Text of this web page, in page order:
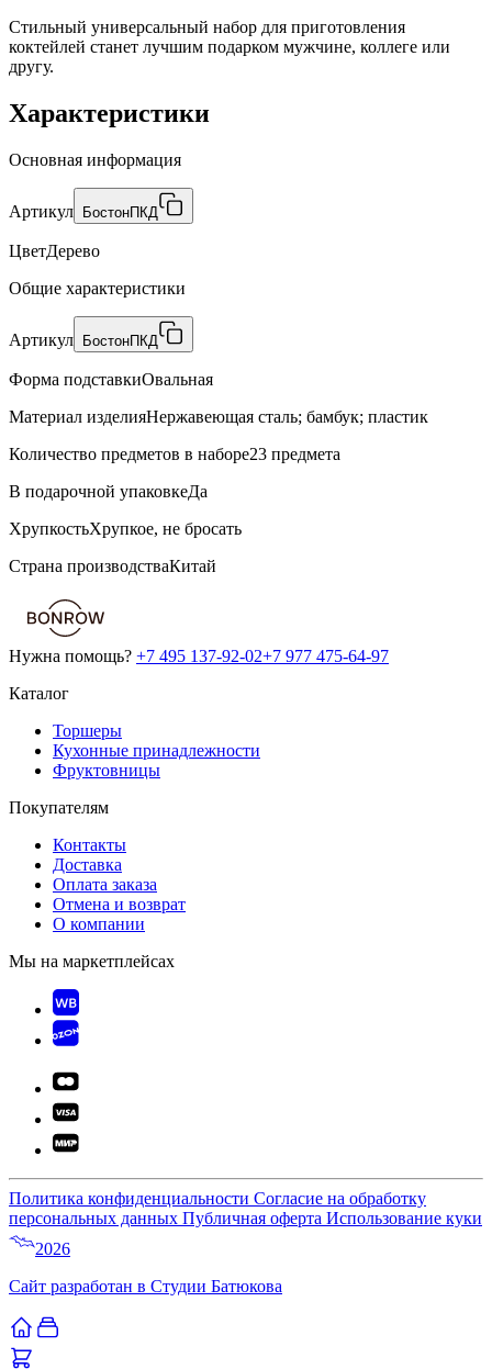
Стильный универсальный набор для приготовления
коктейлей станет лучшим подарком мужчине, коллеге или
другу.
Характеристики
Основная информация
Артикул БостонПКД
ЦветДерево
Общие характеристики
Артикул БостонПКД
Форма подставкиОвальная
Материал изделияНержавеющая сталь; бамбук; пластик
Количество предметов в наборе23 предмета
В подарочной упаковкеДа
ХрупкостьХрупкое, не бросать
Страна производстваКитай
Нужна помощь? +7 495 137-92-02+7 977 475-64-97
Каталог
Торшеры
Кухонные принадлежности
Фруктовницы
Покупателям
Контакты
Доставка
Оплата заказа
Отмена и возврат
О компании
Мы на маркетплейсах
Политика конфиденциальности Согласие на обработку
персональных данных Публичная оферта Использование куки
2026
Сайт разработан в Студии Батюкова